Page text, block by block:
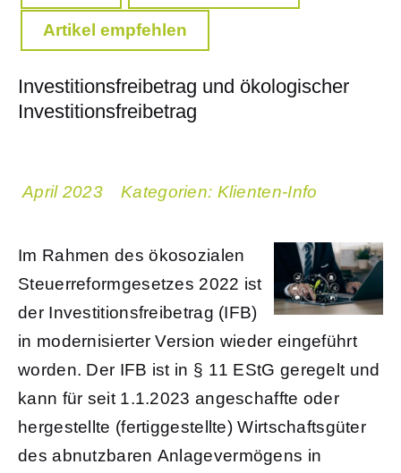
Artikel empfehlen
Investitionsfreibetrag und ökologischer
Investitionsfreibetrag
April 2023 Kategorien: Klienten-Info
Im Rahmen des ökosozialen
Steuerreformgesetzes 2022 ist
der Investitionsfreibetrag (IFB)
in modernisierter Version wieder eingeführt
worden. Der IFB ist in § 11 EStG geregelt und
kann für seit 1.1.2023 angeschaffte oder
hergestellte (fertiggestellte) Wirtschaftsgüter
des abnutzbaren Anlagevermögens in